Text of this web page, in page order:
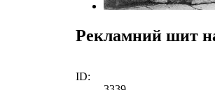
Рекламний шит
ID: